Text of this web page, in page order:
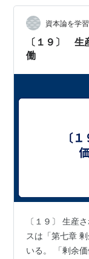
素の流れを当て
けていることに
資本論を学
〔１９〕 生
働
〔１９〕 生産
スは「第七章
いる。 「剰余